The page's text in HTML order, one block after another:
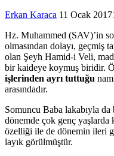
Erkan Karaca 11 Ocak 2017
Hz. Muhammed (SAV)’in
olmasından dolayı, geçmiş
olan Şeyh Hamid-i Veli,
bir kaideye koymuş biridir.
işlerinden ayrı tuttuğu
arasındadır.
Somuncu Baba lakabıyla
dönemde çok genç
özelliği ile de dönemin ileri
layık görülmüştür.